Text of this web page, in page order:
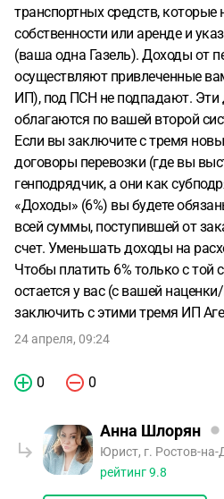
транспортных средств, которые
собственности или аренде и
(ваша одна Газель). Доходы от
осуществляют привлеченные
ИП), под ПСН не подпадают. Эти
облагаются по вашей второй
Если вы заключите с тремя
договоры перевозки (где вы
генподрядчик, а они как
«Доходы» (6%) вы будете
всей суммы, поступившей от
счет. Уменьшать доходы на
Чтобы платить 6% только с той
остается у вас (с вашей
заключить с этими тремя ИП
24 апреля, 09:24
0 0
Анна Шлорян
Юрист, г. Ростов-на-
рейтинг9.8